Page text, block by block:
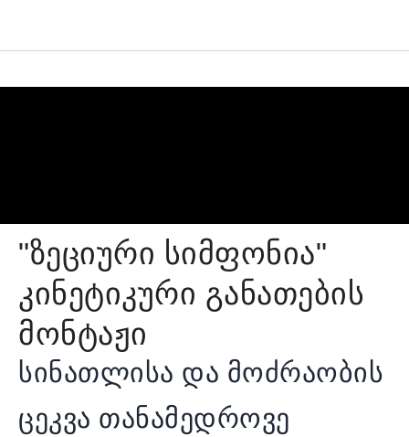
"ზეციური სიმფონია"
კინეტიკური განათების
მონტაჟი
სინათლისა და მოძრაობის
ცეკვა თანამედროვე